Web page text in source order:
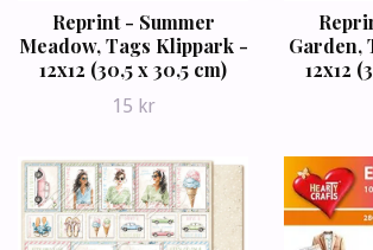
Reprint - Summer
Meadow, Tags Klippark -
12x12 (30,5 x 30,5 cm)
15 kr
Garden,
12x12